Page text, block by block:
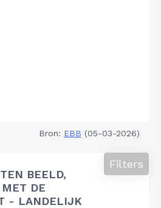
Bron: EBB (05-03-2026)
BEELD,
DE
- LANDELIJK
Filters